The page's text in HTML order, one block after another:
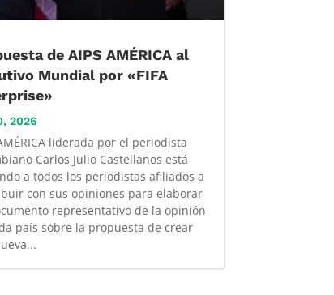
de AIPS AMÉRICA al
Mundial por «FIFA
2026
liderada por el periodista
Carlos Julio Castellanos está
a todos los periodistas afiliados a
con sus opiniones para elaborar
representativo de la opinión
país sobre la propuesta de crear